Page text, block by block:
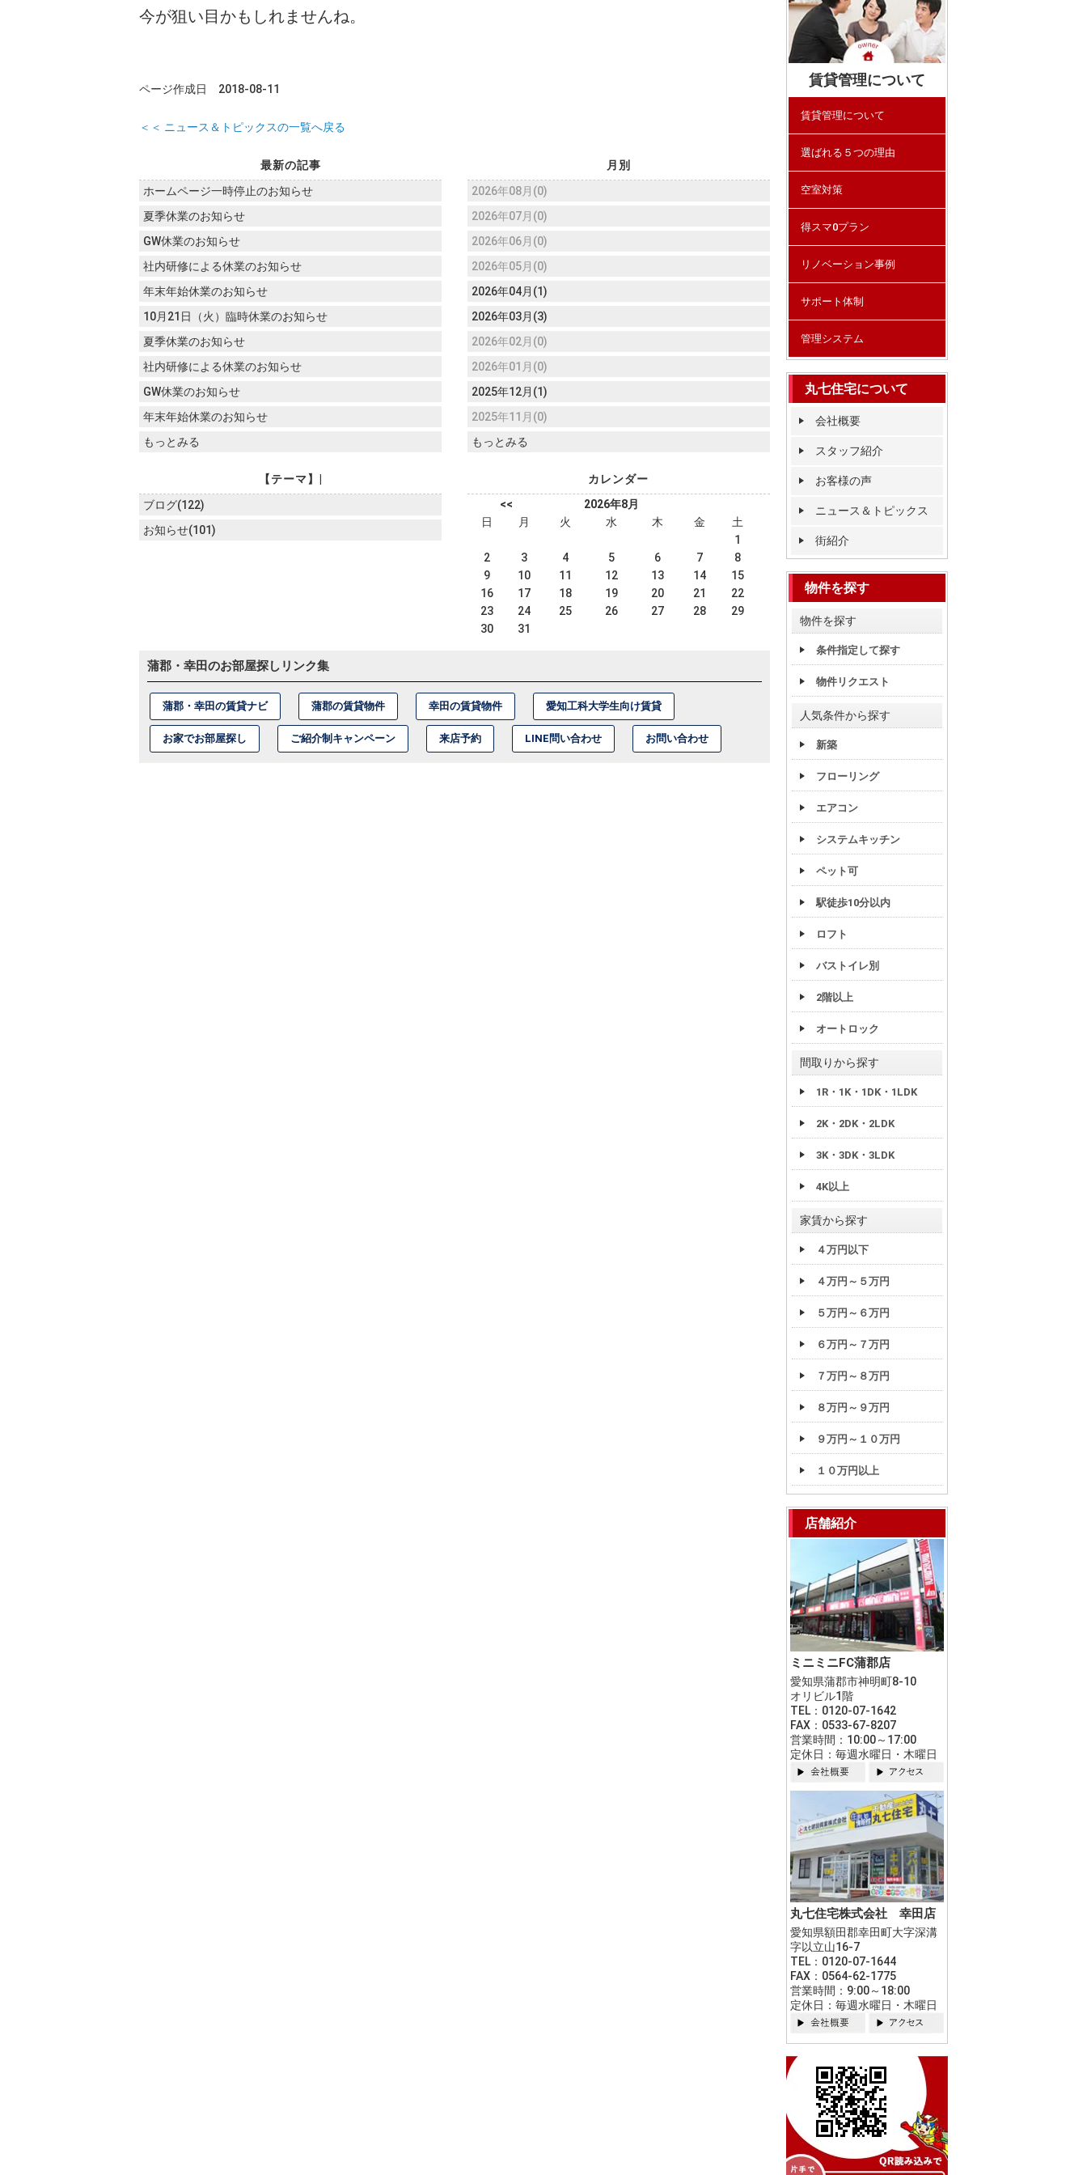
今が狙い目かもしれませんね。
ページ作成日 2018-08-11
＜＜ ニュース＆トピックスの一覧へ戻る
最新の記事
ホームページ一時停止のお知らせ
夏季休業のお知らせ
GW休業のお知らせ
社内研修による休業のお知らせ
年末年始休業のお知らせ
10月21日（火）臨時休業のお知らせ
夏季休業のお知らせ
社内研修による休業のお知らせ
GW休業のお知らせ
年末年始休業のお知らせ
もっとみる
月別
2026年08月(0)
2026年07月(0)
2026年06月(0)
2026年05月(0)
2026年04月(1)
2026年03月(3)
2026年02月(0)
2026年01月(0)
2025年12月(1)
2025年11月(0)
もっとみる
【テーマ】|
ブログ(122)
お知らせ(101)
カレンダー
<<
2026年8月
日
月 火 水 木 金
土
1
2
3 4 5 6 7
8
9
10 11 12 13 14
15
16
17 18 19 20 21
22
23
24 25 26 27 28
29
30
31
蒲郡・幸田のお部屋探しリンク集
蒲郡・幸田の賃貸ナビ 蒲郡の賃貸物件 幸田の賃貸物件 愛知工科大学生向け賃貸
お家でお部屋探し ご紹介制キャンペーン 来店予約 LINE問い合わせ お問い合わせ
賃貸管理について
賃貸管理について
選ばれる５つの理由
空室対策
得スマ0プラン
リノベーション事例
サポート体制
管理システム
丸七住宅について
会社概要
スタッフ紹介
お客様の声
ニュース＆トピックス
街紹介
物件を探す
物件を探す
条件指定して探す
物件リクエスト
人気条件から探す
新築
フローリング
エアコン
システムキッチン
ペット可
駅徒歩10分以内
ロフト
バストイレ別
2階以上
オートロック
間取りから探す
1R・1K・1DK・1LDK
2K・2DK・2LDK
3K・3DK・3LDK
4K以上
家賃から探す
４万円以下
４万円～５万円
５万円～６万円
６万円～７万円
７万円～８万円
８万円～９万円
９万円～１０万円
１０万円以上
店舗紹介
ミニミニFC蒲郡店
愛知県蒲郡市神明町8-10
オリビル1階
TEL：0120-07-1642
FAX：0533-67-8207
営業時間：10:00～17:00
定休日：毎週水曜日・木曜日
丸七住宅株式会社 幸田店
愛知県額田郡幸田町大字深溝
字以立山16-7
TEL：0120-07-1644
FAX：0564-62-1775
営業時間：9:00～18:00
定休日：毎週水曜日・木曜日